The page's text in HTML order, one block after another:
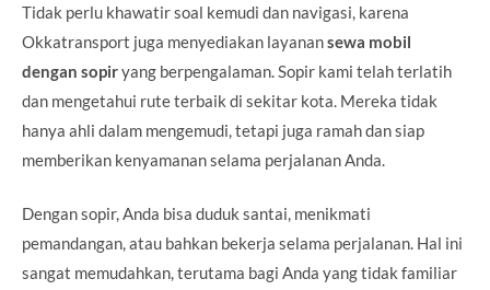
Tidak perlu khawatir soal kemudi dan navigasi, karena
Okkatransport juga menyediakan layanansewa mobil
dengan sopiryang berpengalaman. Sopir kami telah terlatih
dan mengetahui rute terbaik di sekitar kota. Mereka tidak
hanya ahli dalam mengemudi, tetapi juga ramah dan siap
memberikan kenyamanan selama perjalanan Anda.
Dengan sopir, Anda bisa duduk santai, menikmati
pemandangan, atau bahkan bekerja selama perjalanan. Hal ini
sangat memudahkan, terutama bagi Anda yang tidak familiar